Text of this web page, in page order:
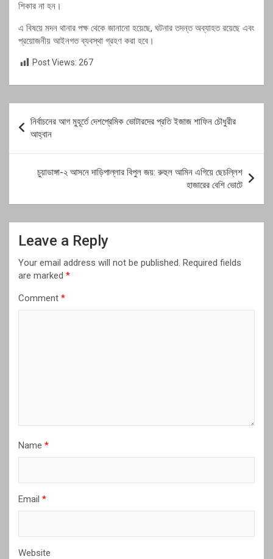
শিকার না হন।
এ বিষয়ে মদন থানার পক্ষ থেকে জানানো হয়েছে, ঘটনার তদন্ত অব্যাহত রয়েছে এবং
প্রয়োজনীয় আইনগত ব্যবস্থা গ্রহণ করা হবে।
Post Views: 267
navigation
নির্বাচনের আগ মুহূর্তে দেশপ্রেমিক ভোটারদের প্রতি ইজাজ শাফিন চৌধুরীর
আহ্বান
চুয়াডাঙ্গা-২ আসনে দাড়িপাল্লার বিপুল জয়: রুহুল আমিন এগিয়ে ছেচল্লিশ
হাজারের বেশি ভোটে
Leave a Reply
Your email address will not be published. Required fields
are marked *
Comment *
Name *
Email *
Website